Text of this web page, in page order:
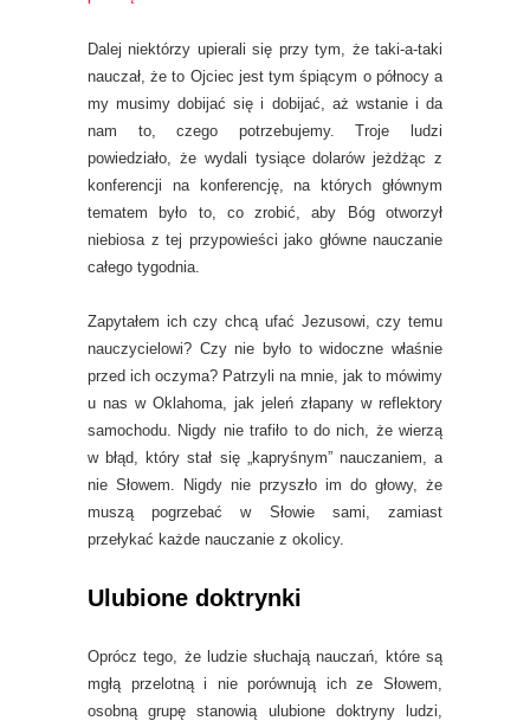
Dalej niektórzy upierali się przy tym, że taki-a-taki
nauczał, że to Ojciec jest tym śpiącym o północy a
my musimy dobijać się i dobijać, aż wstanie i da
nam to, czego potrzebujemy. Troje ludzi
powiedziało, że wydali tysiące dolarów jeżdżąc z
konferencji na konferencję, na których głównym
tematem było to, co zrobić, aby Bóg otworzył
niebiosa z tej przypowieści jako główne nauczanie
całego tygodnia.
Zapytałem ich czy chcą ufać Jezusowi, czy temu
nauczycielowi? Czy nie było to widoczne właśnie
przed ich oczyma? Patrzyli na mnie, jak to mówimy
u nas w Oklahoma, jak jeleń złapany w reflektory
samochodu. Nigdy nie trafiło to do nich, że wierzą
w błąd, który stał się „kapryśnym” nauczaniem, a
nie Słowem. Nigdy nie przyszło im do głowy, że
muszą pogrzebać w Słowie sami, zamiast
przełykać każde nauczanie z okolicy.
Ulubione doktrynki
Oprócz tego, że ludzie słuchają nauczań, które są
mgłą przelotną i nie porównują ich ze Słowem,
osobną grupę stanowią ulubione doktryny ludzi,